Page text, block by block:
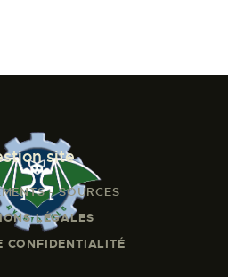
site
- SOURCES
LÉGALES
CONFIDENTIALITÉ